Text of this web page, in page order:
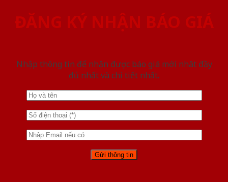
ĐĂNG KÝ NHẬN BÁO GIÁ
Nhập thông tin để nhận được báo giá mới nhât đầy
đủ nhất và chi tiết nhất.